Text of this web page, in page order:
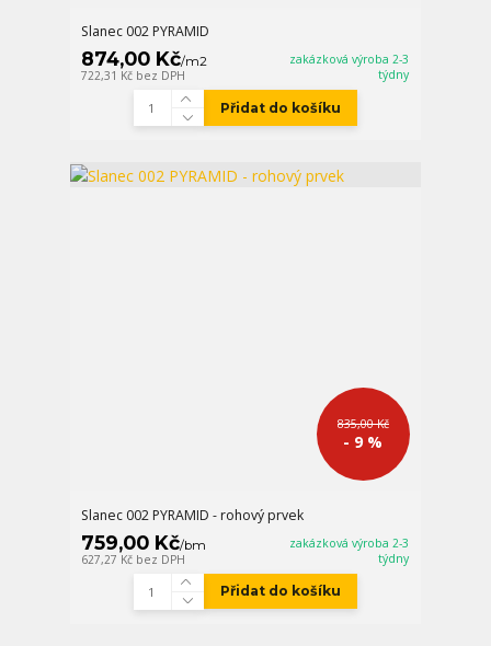
Slanec 002 PYRAMID
874,00 Kč/m2
722,31 Kč bez DPH
zakázková výroba 2-3
týdny
Přidat do košíku
835,00 Kč
- 9 %
Slanec 002 PYRAMID - rohový prvek
759,00 Kč/bm
627,27 Kč bez DPH
zakázková výroba 2-3
týdny
Přidat do košíku